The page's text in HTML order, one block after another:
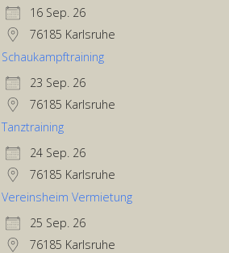
16 Sep. 26
76185 Karlsruhe
Schaukampftraining
23 Sep. 26
76185 Karlsruhe
Tanztraining
24 Sep. 26
76185 Karlsruhe
Vereinsheim Vermietung
25 Sep. 26
76185 Karlsruhe